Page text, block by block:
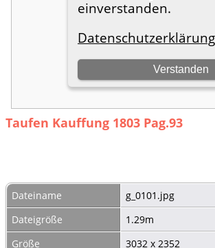
Taufen Kauffung 1803 Pag.93
Dateiname
g_0101.jpg
Dateigröße
1.29m
Größe
3032 x 2352